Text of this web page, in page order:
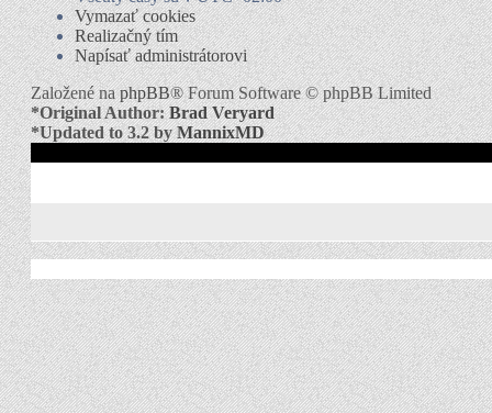
Vymazať cookies
Realizačný tím
Napísať administrátorovi
Založené naphpBB® Forum Software © phpBB Limited
*Original Author:Brad Veryard
*Updated to 3.2 byMannixMD